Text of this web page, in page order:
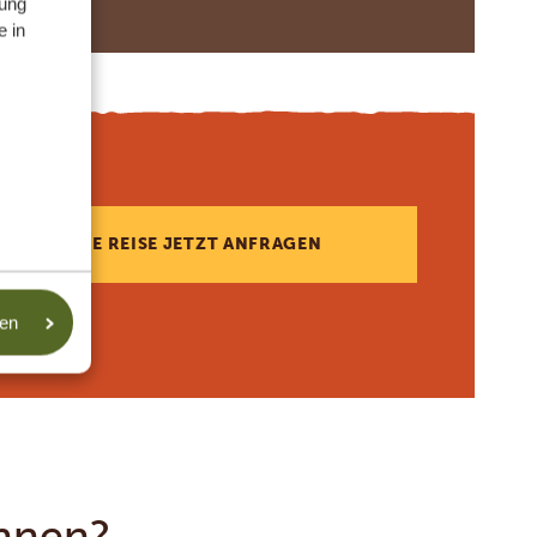
in
DIESE REISE JETZT ANFRAGEN